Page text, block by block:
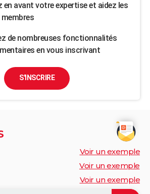
en avant votre expertise et aidez les
de nombreuses fonctionnalités
en vous inscrivant
S'INSCRIRE
Voir un exemple
Voir un exemple
Voir un exemple